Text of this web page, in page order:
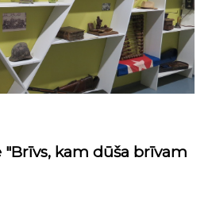
"Brīvs, kam dūša brīvam